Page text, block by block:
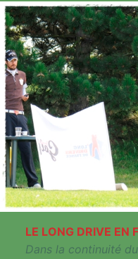
LE LONG DRIVE EN
Dans la continuité